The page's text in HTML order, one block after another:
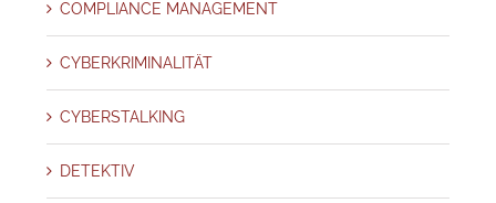
COMPLIANCE MANAGEMENT
CYBERKRIMINALITÄT
CYBERSTALKING
DETEKTIV